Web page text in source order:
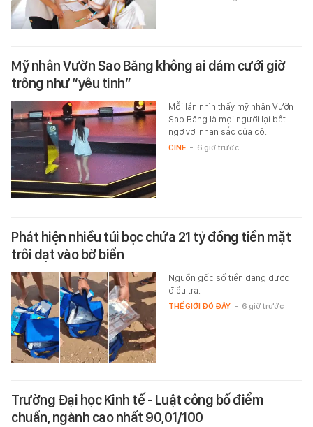
Mỹ nhân Vườn Sao Băng không ai dám cưới giờ
trông như “yêu tinh”
Mỗi lần nhìn thấy mỹ nhân Vườn
Sao Băng là mọi người lại bất
ngờ với nhan sắc của cô.
CINE - 6 giờ trước
Phát hiện nhiều túi bọc chứa 21 tỷ đồng tiền mặt
trôi dạt vào bờ biển
Nguồn gốc số tiền đang được
điều tra.
THẾ GIỚI ĐÓ ĐÂY - 6 giờ trước
Trường Đại học Kinh tế - Luật công bố điểm
chuẩn, ngành cao nhất 90,01/100